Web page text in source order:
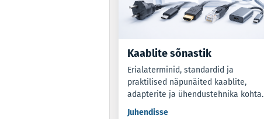
Kaablite sõnastik
Erialaterminid, standardid ja
praktilised näpunäited kaablite,
adapterite ja ühendustehnika kohta.
Juhendisse